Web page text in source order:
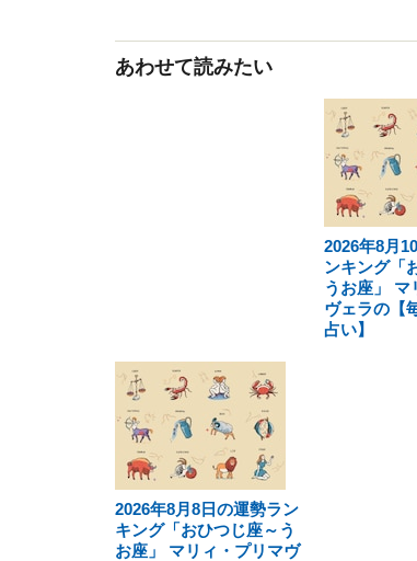
あわせて読みたい
2026年8月
ンキング「
うお座」 マ
ヴェラの【
占い】
2026年8月8日の運勢ラン
キング「おひつじ座～う
お座」 マリィ・プリマヴ